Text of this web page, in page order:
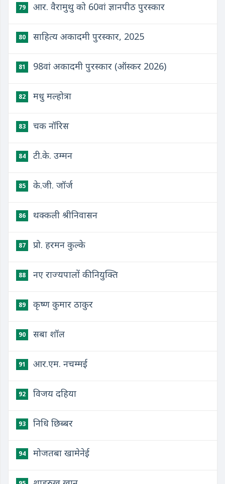
79 आर. वैरामुथु को 60वां ज्ञानपीठ पुरस्कार
80 साहित्य अकादमी पुरस्कार, 2025
81 98वां अकादमी पुरस्कार (ऑस्कर 2026)
82 मधु मल्होत्रा
83 चक नॉरिस
84 टी.के. उम्मन
85 के.जी. जॉर्ज
86 थक्कली श्रीनिवासन
87 प्रो. हरमन कुल्के
88 नए राज्यपालों की नियुक्ति
89 कृष्ण कुमार ठाकुर
90 सबा शॉल
91 आर.एम. नचम्मई
92 विजय दहिया
93 निधि छिब्बर
94 मोजतबा खामेनेई